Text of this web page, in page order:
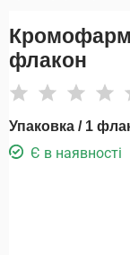
Кромофарм
флакон
Упаковка / 1
Є в наявності